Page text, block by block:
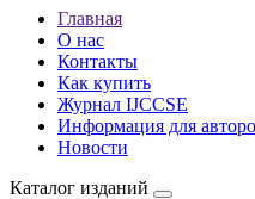
Главная
О нас
Контакты
Как купить
Журнал IJCCSE
Информация для
Новости
Каталог изданий